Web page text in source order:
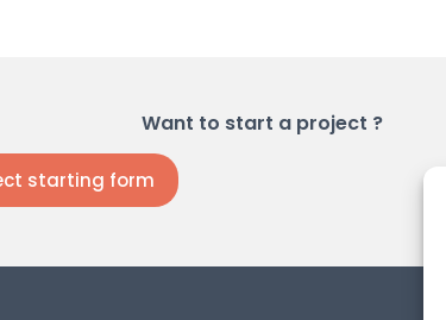
Want to start a project ?
starting form